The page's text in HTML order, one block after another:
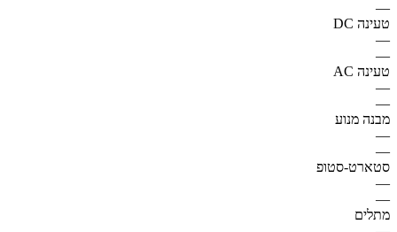
—
טעינה DC
—
—
טעינה AC
—
—
מבנה מנוע
—
—
סטארט-סטופ
—
—
מתלים